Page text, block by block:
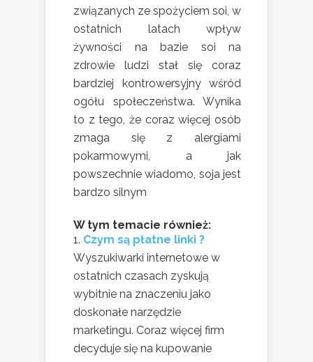
związanych ze spożyciem soi, w
ostatnich latach wpływ
żywności na bazie soi na
zdrowie ludzi stał się coraz
bardziej kontrowersyjny wśród
ogółu społeczeństwa. Wynika
to z tego, że coraz więcej osób
zmaga się z alergiami
pokarmowymi, a jak
powszechnie wiadomo, soja jest
bardzo silnym
W tym temacie również:
Czym są płatne linki ?
Wyszukiwarki internetowe w
ostatnich czasach zyskują
wybitnie na znaczeniu jako
doskonałe narzędzie
marketingu. Coraz więcej firm
decyduje się na kupowanie